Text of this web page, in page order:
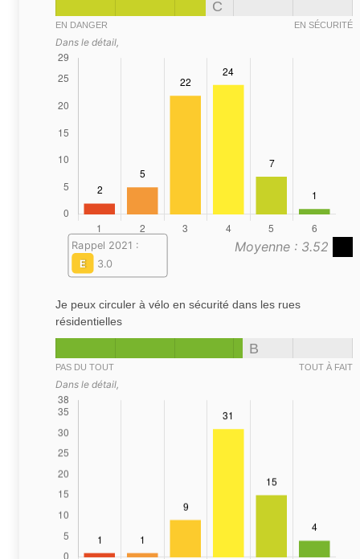
C
EN DANGER EN SÉCURITÉ
Dans le détail,
Moyenne : 3.52
Rappel 2021 :
E
3.0
Je peux circuler à vélo en sécurité dans les rues
résidentielles
B
PAS DU TOUT TOUT À FAIT
Dans le détail,